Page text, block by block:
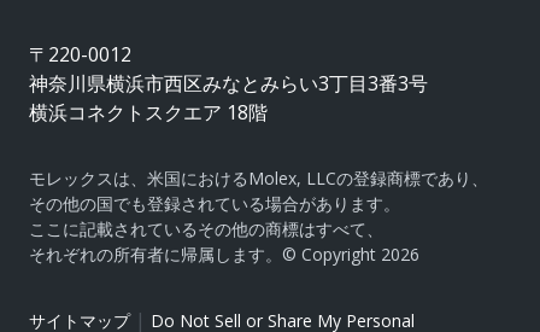
〒220-0012
神奈川県横浜市西区みなとみらい3丁目3番3号
横浜コネクトスクエア 18階
モレックスは、米国におけるMolex, LLCの登録商標であり、
その他の国でも登録されている場合があります。
ここに記載されているその他の商標はすべて、
それぞれの所有者に帰属します。© Copyright 2026
サイトマップ| Do Not Sell or Share My Personal